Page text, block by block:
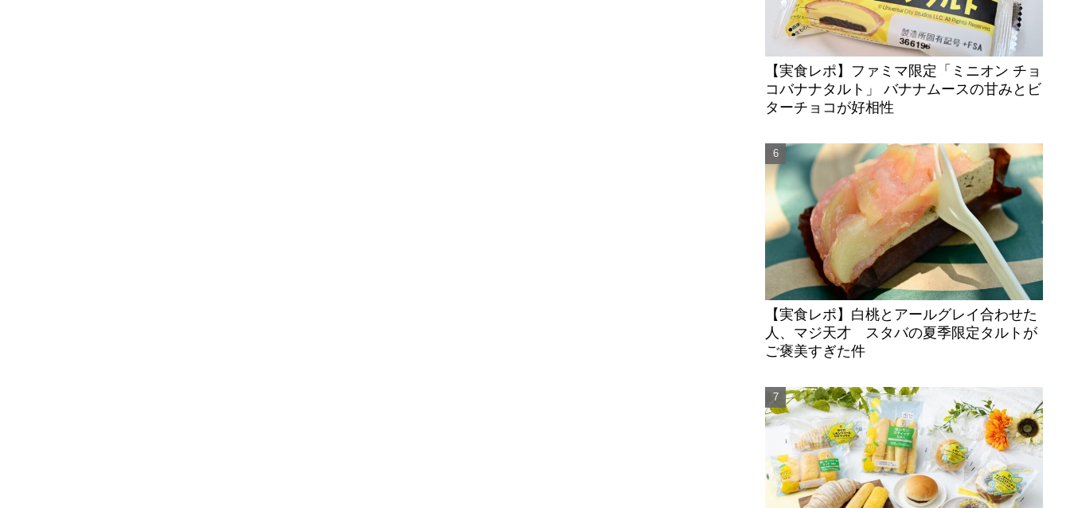
【実食レポ】ファミマ限定「ミニオン チョ
コバナナタルト」 バナナムースの甘みとビ
ターチョコが好相性
【実食レポ】白桃とアールグレイ合わせた
人、マジ天才 スタバの夏季限定タルトが
ご褒美すぎた件